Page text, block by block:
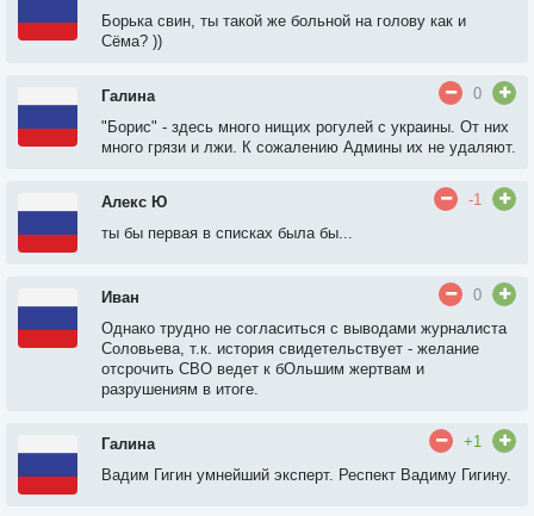
Борька свин, ты такой же больной на голову как и
Сёма? ))
Галина
0
"Борис" - здесь много нищих рогулей с украины. От них
много грязи и лжи. К сожалению Админы их не удаляют.
Алекс Ю
-1
ты бы первая в списках была бы...
Иван
0
Однако трудно не согласиться с выводами журналиста
Соловьева, т.к. история свидетельствует - желание
отсрочить СВО ведет к бОльшим жертвам и
разрушениям в итоге.
Галина
+1
Вадим Гигин умнейший эксперт. Респект Вадиму Гигину.